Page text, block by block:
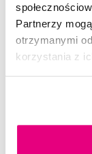
Partnerzy
otrzymanymi
korzystania z